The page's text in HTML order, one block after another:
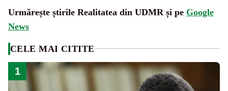
Urmărește știrile Realitatea din UDMR și pe Google
News
CELE MAI CITITE
1